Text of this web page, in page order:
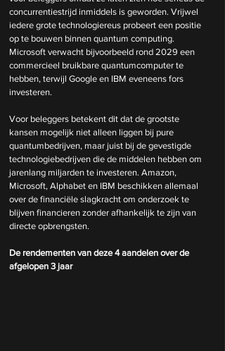
concurrentiestrijd inmiddels is geworden. Vrijwel
iedere grote technologiereus probeert een positie
op te bouwen binnen quantum computing.
Microsoft verwacht bijvoorbeeld rond 2029 een
commercieel bruikbare quantumcomputer te
hebben, terwijl Google en IBM eveneens fors
investeren.
Voor beleggers betekent dit dat de grootste
kansen mogelijk niet alleen liggen bij pure
quantumbedrijven, maar juist bij de gevestigde
technologiebedrijven die de middelen hebben om
jarenlang miljarden te investeren. Amazon,
Microsoft, Alphabet en IBM beschikken allemaal
over de financiële slagkracht om onderzoek te
blijven financieren zonder afhankelijk te zijn van
directe opbrengsten.
De rendementen van deze 4 aandelen over de
afgelopen 3 jaar